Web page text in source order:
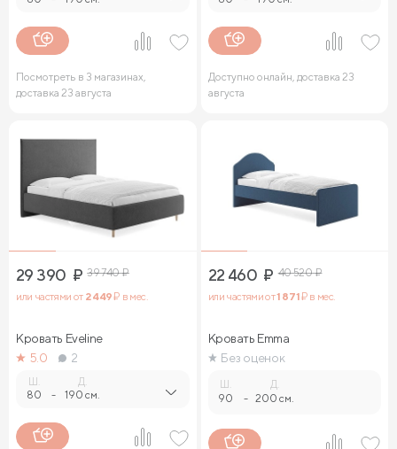
Посмотреть в 3 магазинах,
доставка 23 августа
Доступно онлайн, доставка 23
августа
29 390 ₽ 39 740₽
или частями от 2 449₽ в мес.
Кровать Eveline
5.0
2
80 -
Д.
190 см.
22 460 ₽ 40 520₽
или частями от1 871₽ в мес.
Кровать Emma
Без оценок
90 -
Д.
200 см.